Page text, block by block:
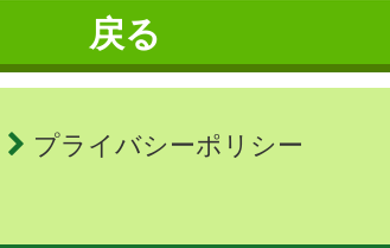
戻る
プライバシーポリシー